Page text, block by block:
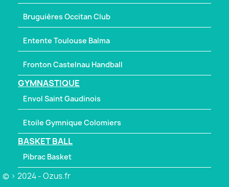
Bruguières Occitan Club
Entente Toulouse Balma
Fronton Castelnau Handball
GYMNASTIQUE
Envol Saint Gaudinois
Etoile Gymnique Colomiers
BASKET BALL
Pibrac Basket
© > 2024 - Ozus.fr